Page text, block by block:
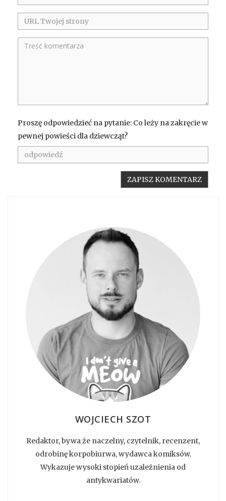
Proszę odpowiedzieć na pytanie: Co leży na zakręcie w
pewnej powieści dla dziewcząt?
WOJCIECH SZOT
Redaktor, bywa że naczelny, czytelnik, recenzent,
odrobinę korpobiurwa, wydawca komiksów.
Wykazuje wysoki stopień uzależnienia od
antykwariatów.